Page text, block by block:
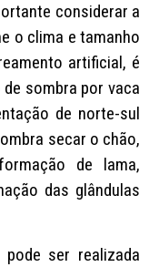
considerar a
o clima e tamanho
artificial, é
de sombra por vaca
de norte-sul
secar o chão,
de lama,
das glândulas
ser realizada